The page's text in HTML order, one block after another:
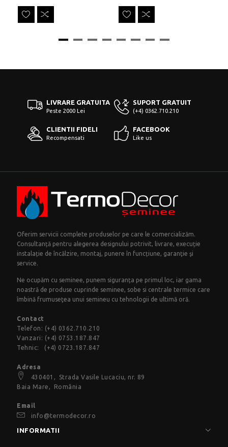
LIVRARE GRATUITA
Peste 2000 Lei
SUPORT GRATUIT
(+4) 0362.710.210
CLIENTII FIDELI
Recompensati
FACEBOOK
Like us
Oferim servicii complete produselor pe care le comercializăm.
Consultanță pentru alegerea designului potrivit, livrare, execuție
instalație de încălzire, montaj, punere în funcțiune, garanţie şi
service.
Ne ocupăm cu seminee, punem siguranța pe primul loc, iar gama
noastră de produse cuprinde seminee, sobe si centrale termice care
îmbină frumuseţea unui semineu cu tehnologii de ultimă oră.
Contact
Telefon: (+4) 0362.710.210
Vanzari: (+4) 0753.187.847
Tehnic:
(+4) 0723.187.847
Adresa
430401, Strada Vasile Lucaciu, nr. 89
Baia Mare, România
Email
info@termodecor.ro
INFORMATII